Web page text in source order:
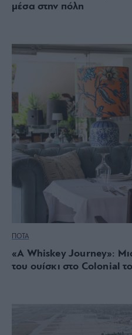
μέσα στην πόλη
ΠΟΤΑ
«A Whiskey Journey»:
του ουίσκι στο Colonial